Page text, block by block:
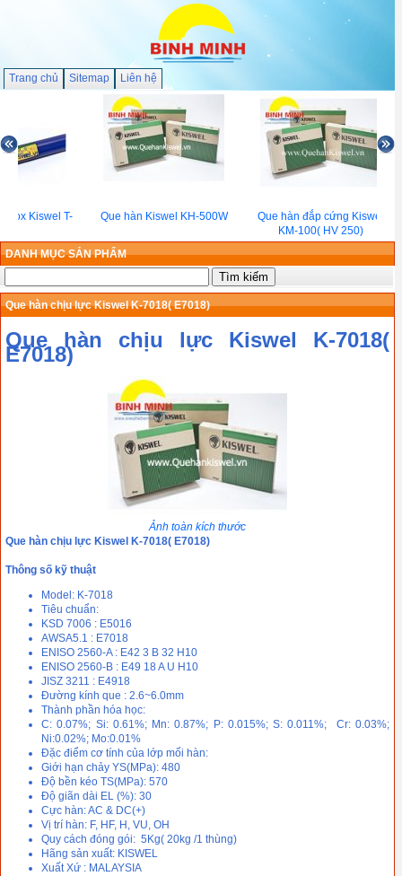
Trang chủ Sitemap Liên hệ
Kiswel T-
Que hàn Kiswel KH-500W
Que hàn đắp cứng Kiswel
KM-100( HV 250)
DANH MỤC SẢN PHẨM
Que hàn chịu lực Kiswel K-7018( E7018)
Que hàn chịu lực Kiswel K-7018(
E7018)
Ảnh toàn kích thước
Que hàn chịu lực Kiswel K-7018( E7018)
Thông số kỹ thuật
Model: K-7018
Tiêu chuẩn:
KSD 7006 : E5016
AWSA5.1 : E7018
ENISO 2560-A : E42 3 B 32 H10
ENISO 2560-B : E49 18 A U H10
JISZ 3211 : E4918
Đường kính que : 2.6~6.0mm
Thành phần hóa học:
C: 0.07%; Si: 0.61%; Mn: 0.87%; P: 0.015%; S: 0.011%; Cr: 0.03%;
Ni:0.02%; Mo:0.01%
Đặc điểm cơ tính của lớp mối hàn:
Giới hạn chảy YS(MPa): 480
Độ bền kéo TS(MPa): 570
Độ giãn dài EL (%): 30
Cực hàn: AC & DC(+)
Vị trí hàn: F, HF, H, VU, OH
Quy cách đóng gói: 5Kg( 20kg /1 thùng)
Hãng sản xuất: KISWEL
Xuất Xứ : MALAYSIA